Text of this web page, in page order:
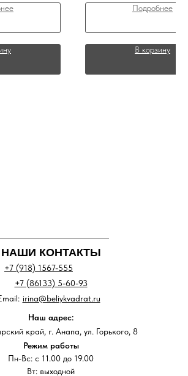
Подробнее
В корзину
НАШИ КОНТАКТЫ
+7 (918) 1567-555
+7 (86133) 5-60-93
Наш адрес:
край, г. Анапа, ул. Горького, 8
Режим работы
Пн-Вс: с 11.00 до 19.00
Вт: выходной
irina@beliykvadrat.ru